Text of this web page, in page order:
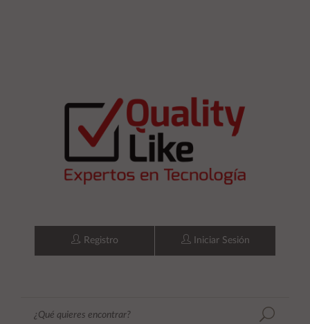
Registro Iniciar Sesión